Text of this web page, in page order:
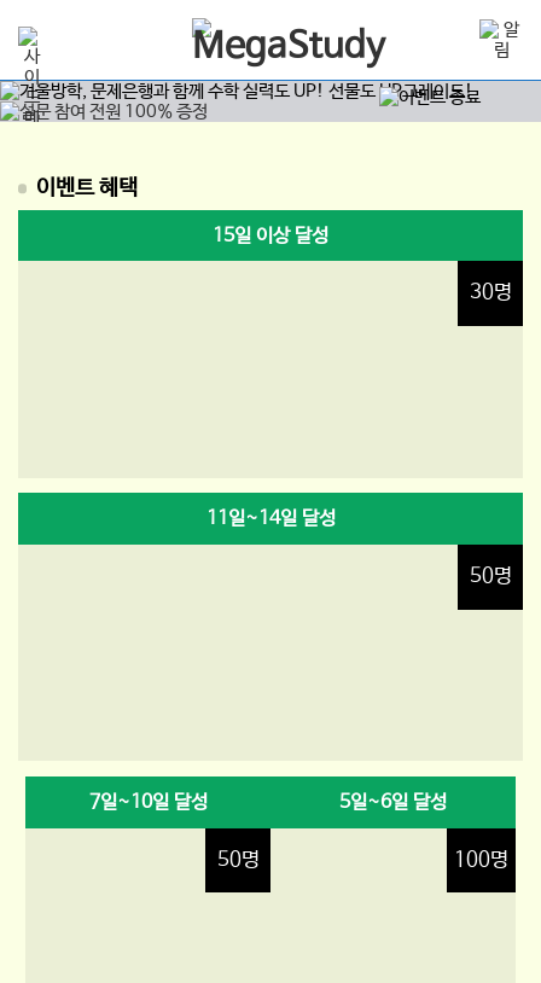
이벤트 혜택
15일 이상 달성
30명
11일~14일 달성
50명
7일~10일 달성
50명
5일~6일 달성
100명